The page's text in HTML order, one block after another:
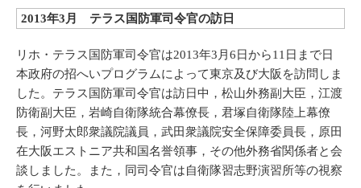
2013年3月 テラス国防軍司令官の訪日
リホ・テラス国防軍司令官は2013年3月6日から11日まで日
本政府の招へいプログラムによって東京及び大阪を訪問しま
した。テラス国防軍司令官は訪日中，松山外務副大臣，江渡
防衛副大臣，岩崎自衛隊統合幕僚長，君塚自衛隊陸上幕僚
長，河野太郎衆議院議員，武田衆議院安全保障委員長，原田
在大阪エストニア共和国名誉領事，その他外務省関係者と会
談しました。また，同司令官は自衛隊習志野演習所等の視察